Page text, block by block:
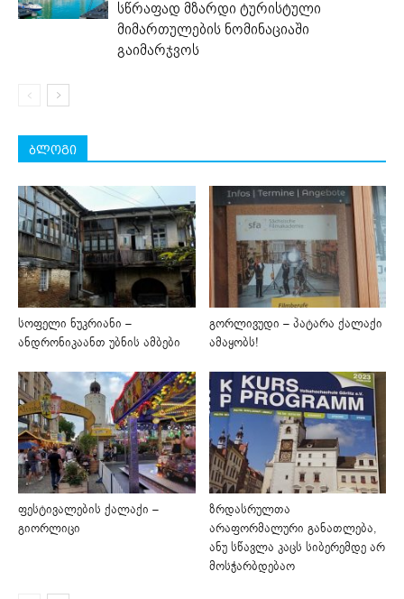
სწრაფად მზარდი ტურისტული
მიმართულების ნომინაციაში
გაიმარჯვოს
ბლოგი
სოფელი ნუკრიანი –
ანდრონიკაანთ უბნის ამბები
გორლივუდი – პატარა ქალაქი
ამაყობს!
ფესტივალების ქალაქი –
გიორლიცი
ზრდასრულთა
არაფორმალური განათლება,
ანუ სწავლა კაცს სიბერემდე არ
მოსჭარბდებაო